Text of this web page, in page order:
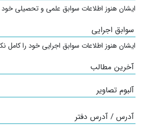
ایشان هنوز اطلاعات سوابق علمی و تحصیلی خود
سوابق اجرایی
ایشان هنوز اطلاعات سوابق اجرایی خود را کامل
آخرین مطالب
آلبوم تصاویر
آدرس / آدرس دفتر